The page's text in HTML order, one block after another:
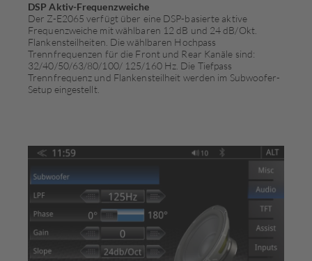
DSP Aktiv-Frequenzweiche
Der Z-E2065 verfügt über eine DSP-basierte aktive
Frequenzweiche mit wählbaren 12 dB und 24 dB/Okt.
Flankensteilheiten. Die wählbaren Hochpass
Trennfrequenzen für die Front und Rear Kanäle sind:
32/40/50/63/80/100/ 125/160 Hz. Die Tiefpass
Trennfrequenz und Flankensteilheit werden im Subwoofer-
Setup eingestellt.